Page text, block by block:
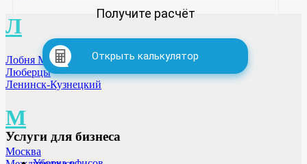
Л
Лобня МО
Люберцы
Ленинск-Кузнецкий
М
Москва
Получите расчёт
Открыть калькулятор
Услуги для бизнеса